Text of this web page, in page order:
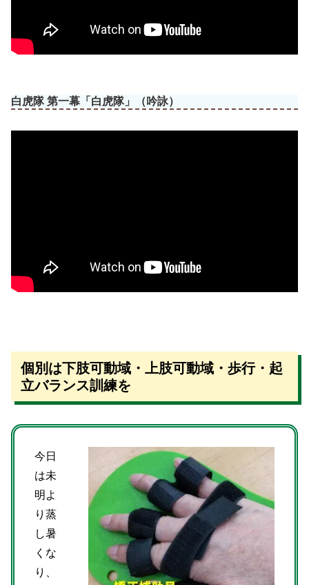
白虎隊 第一幕「白虎隊」（吟詠）
個別は下肢可動域・上肢可動域・歩行・起
立バランス訓練を
今日
は未
明よ
り蒸
し暑
くな
り、